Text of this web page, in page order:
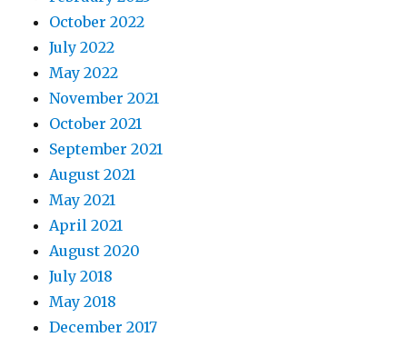
October 2022
July 2022
May 2022
November 2021
October 2021
September 2021
August 2021
May 2021
April 2021
August 2020
July 2018
May 2018
December 2017